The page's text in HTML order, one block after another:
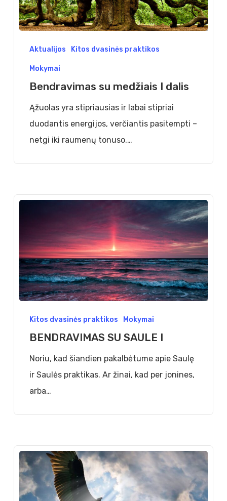
medžiais
dalis
Aktualijos Kitos dvasinės praktikos
Mokymai
Bendravimas su medžiais I dalis
Ąžuolas yra stipriausias ir labai stipriai
duodantis energijos, verčiantis pasitempti –
netgi iki raumenų tonuso.…
SAULE
Kitos dvasinės praktikos Mokymai
BENDRAVIMAS SU SAULE I
Noriu, kad šiandien pakalbėtume apie Saulę
ir Saulės praktikas. Ar žinai, kad per jonines,
arba…